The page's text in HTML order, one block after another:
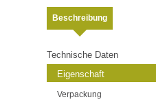
Beschreibung
Technische Daten
Eigenschaft
Verpackung